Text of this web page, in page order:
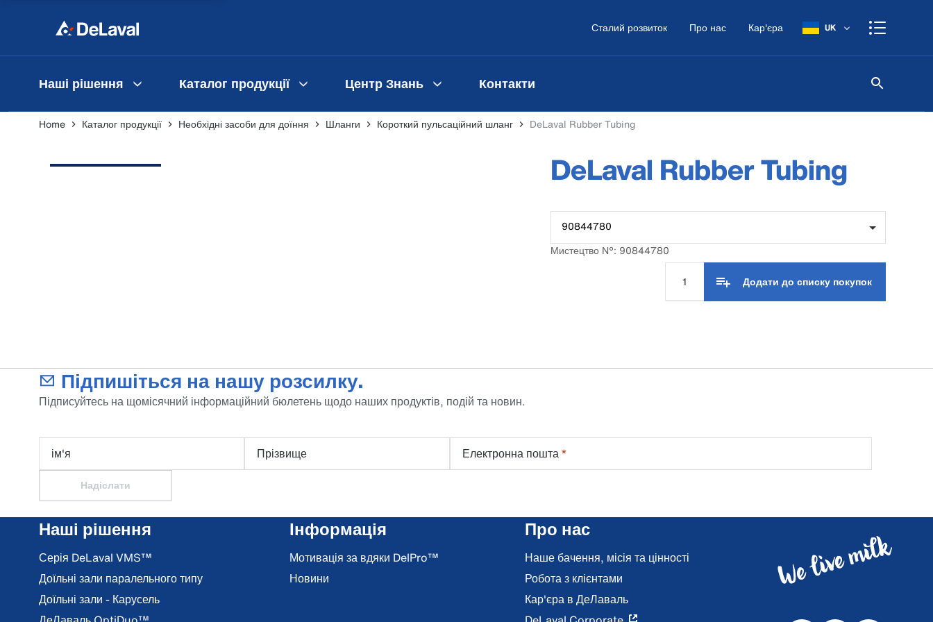
Сталий розвиток Про нас Кар'єра UK
Наші рішення Каталог продукції Центр Знань Контакти
Home Каталог продукції Необхідні засоби для доїння Шланги Короткий пульсаційний шланг DeLaval Rubber Tubing
DeLaval Rubber Tubing
90844780
Мистецтво №: 90844780
Додати до списку покупок
Підпишіться на нашу розсилку.
Підписуйтесь на щомісячний інформаційний бюлетень щодо наших продуктів, подій та новин.
ім'я Прізвище Електронна пошта*
Надіслати
Наші рішення
Серія DeLaval VMS™
Доїльні зали паралельного типу
Доїльні зали - Карусель
Інформація
Мотивація за вдяки DelPro™
Новини
Про нас
Наше бачення, місія та цінності
Робота з клієнтами
Кар'єра в ДеЛаваль